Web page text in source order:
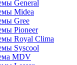
General
Midea
Gree
Pioneer
Royal Clima
Syscool
MDV